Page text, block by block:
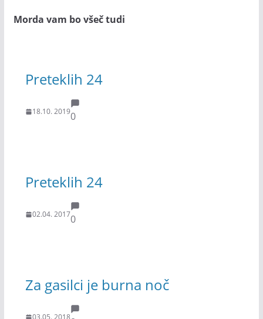
Morda vam bo všeč tudi
Preteklih 24
18.10. 20190
Preteklih 24
02.04. 20170
Za gasilci je burna noč
03.05. 2018